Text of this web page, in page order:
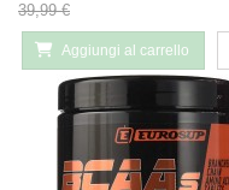
39,99 €
Aggiungi al carrello